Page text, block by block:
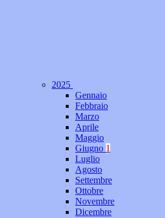
2025
Gennaio
Febbraio
Marzo
Aprile
Maggio
Giugno 1
Luglio
Agosto
Settembre
Ottobre
Novembre
Dicembre